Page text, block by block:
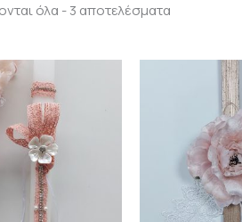
όλα - 3 αποτελέσματα